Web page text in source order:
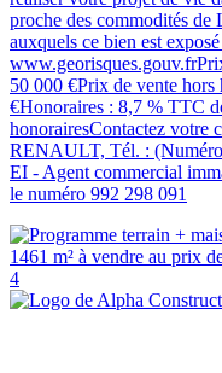
proche des commodités de
auxquels ce bien est
50 000 €Prix de vente hors
€Honoraires : 8,7 % TTC
honorairesContactez votre
RENAULT, Tél. :
EI - Agent commercial
le numéro 992 298 091
4